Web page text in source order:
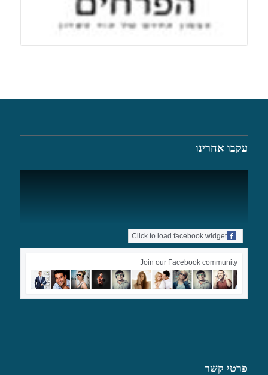
עקבו אחרינו
Click to load facebook widget
Join our Facebook community
פרטי קשר